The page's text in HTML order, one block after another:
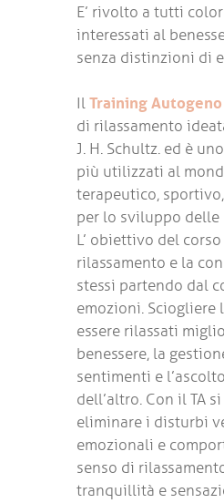
E’ rivolto a tutti
interessati al
senza distinzioni di
IlTraining Autogeno
di rilassamento
J. H. Schultz. ed è
più utilizzati al
terapeutico,
per lo sviluppo delle
L’ obiettivo del
rilassamento e la
stessi partendo dal
emozioni. Sciogliere
essere rilassati
benessere, la
sentimenti e
dell’altro. Con il TA
eliminare i disturbi
emozionali e
senso di
tranquillità e